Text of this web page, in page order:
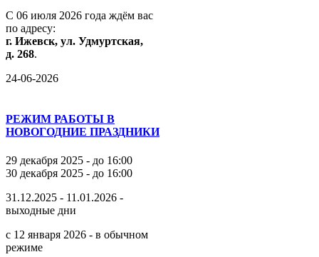
С 06 июля 2026 года ждём вас
по адресу:
г. Ижевск, ул. Удмуртская,
д. 268.
24-06-2026
РЕЖИМ РАБОТЫ В
НОВОГОДНИЕ ПРАЗДНИКИ
29 декабря 2025 - до 16:00
30 декабря 2025 - до 16:00
31.12.2025 - 11.01.2026 -
выходные дни
с 12 января 2026 - в обычном
режиме